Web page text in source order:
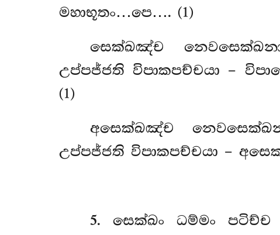
මහාභූතං…පෙ…. (1)
සෙක්ඛඤ්ච
උප්පජ්ජති විපාකපච්චයා –
(1)
අසෙක්ඛඤ්ච
උප්පජ්ජති විපාකපච්චයා –
5. සෙක්ඛං ධම්මං